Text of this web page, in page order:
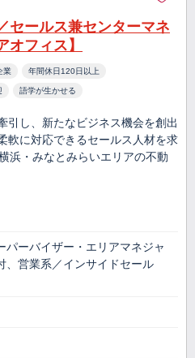
セールス兼センターマネ
オフィス】
業 年間休日120日以上
語学が生かせる
引し、新たなビジネス機会を創出
軟に対応できるセールス人材を求
浜・みなとみらいエリアの不動
パーバイザー・エリアマネジャ
、営業系／インサイドセール